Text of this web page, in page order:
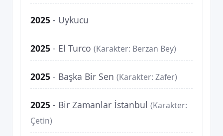
2025 - Uykucu
2025 - El Turco (Karakter: Berzan Bey)
2025 - Başka Bir Sen (Karakter: Zafer)
2025 - Bir Zamanlar İstanbul (Karakter:
Çetin)